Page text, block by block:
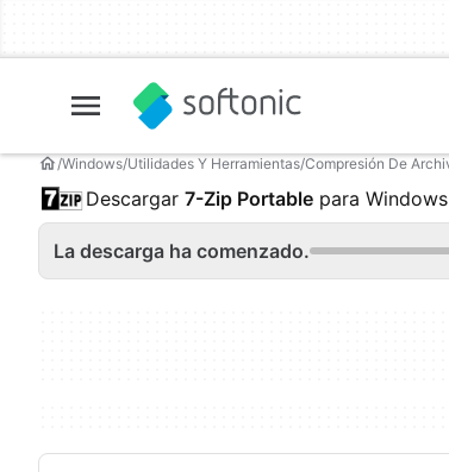
Windows Utilidades Y Herramientas Compresión De
Descargar 7-Zip Portable para Windows
La descarga ha comenzado.